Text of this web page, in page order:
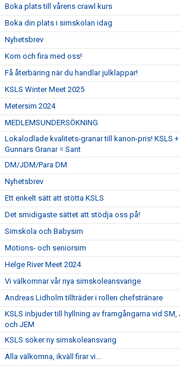
Boka plats till vårens crawl kurs
Boka din plats i simskolan idag
Nyhetsbrev
Kom och fira med oss!
Få återbäring när du handlar julklappar!
KSLS Winter Meet 2025
Metersim 2024
MEDLEMSUNDERSÖKNING
Lokalodlade kvalitets-granar till kanon-pris! KSLS +
Gunnars Granar = Sant
DM/JDM/Para DM
Nyhetsbrev
Ett enkelt sätt att stötta KSLS
Det smidigaste sättet att stödja oss på!
Simskola och Babysim
Motions- och seniorsim
Helge River Meet 2024
Vi välkomnar vår nya simskoleansvarige
Andreas Lidholm tillträder i rollen chefstränare
KSLS inbjuder till hyllning av framgångarna vid SM,
och JEM
KSLS söker ny simskoleansvarig
Alla välkomna, ikväll firar vi…